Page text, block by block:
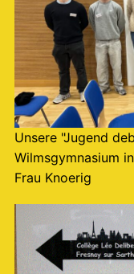
Unsere "Jugend
Wilmsgymnasium
Frau Knoerig